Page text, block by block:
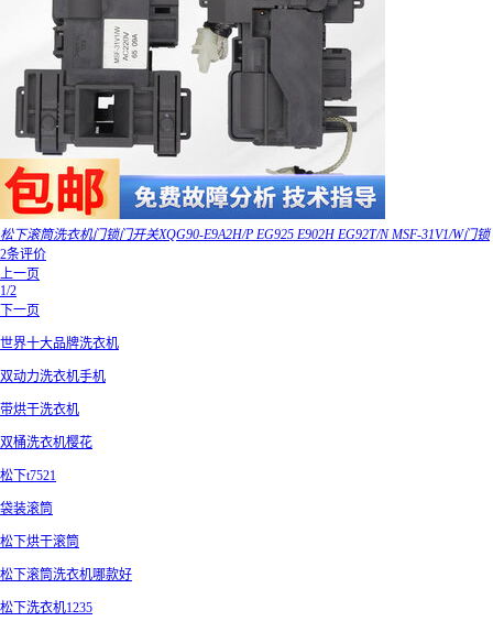
松下滚筒洗衣机门锁门开关XQG90-E9A2H/P EG925 E902H EG92T/N MSF-31V1/W门锁
2条评价
上一页
1/2
下一页
世界十大品牌洗衣机
双动力洗衣机手机
带烘干洗衣机
双桶洗衣机樱花
松下t7521
袋装滚筒
松下烘干滚筒
松下滚筒洗衣机哪款好
松下洗衣机1235